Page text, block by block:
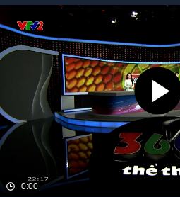
Move
Phong cách
Chân dung
Sự kiện
Bóng đá
Thể thao điện tử
Video
Bên lề
0:00